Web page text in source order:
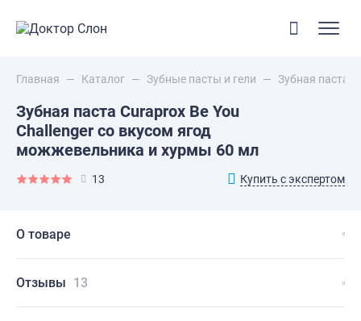
Главная — Каталог — Зубные пасты и гели — Зубная паста
Зубная паста Curaprox Be You
Challenger со вкусом ягод
можжевельника и хурмы 60 мл
13 Купить с экспертом
О товаре
Отзывы 13